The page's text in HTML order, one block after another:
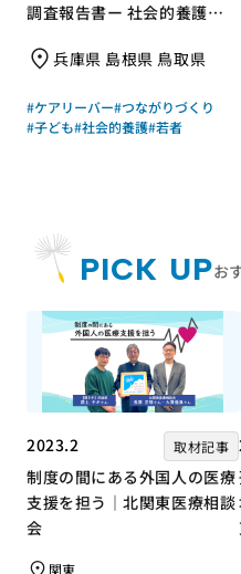
PICK UPお
2023.2 取材記事
制度の間にある外国人の医療
支援を担う｜北関東医療相談
会
関東
調査報告書ー 社会的養護の
｜さんいん若者サポートネッ
ワーカーズコープ・センター
事業団）｜成果物レポート
兵庫県 島根県 鳥取県
#ケアリーバー#つながりづくり
#子ども#社会的養護#若者